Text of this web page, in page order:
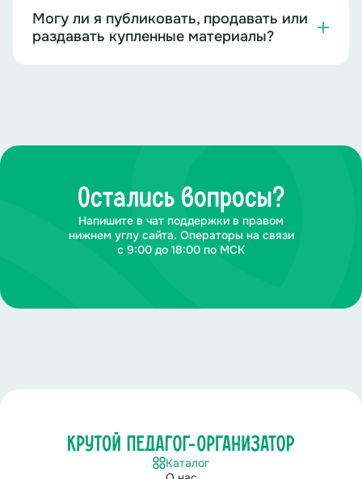
Могу ли я публиковать, продавать или
раздавать купленные материалы?
Остались вопросы?
Напишите в чат поддержки в правом
нижнем углу сайта. Операторы на связи
с 9:00 до 18:00 по МСК
Каталог